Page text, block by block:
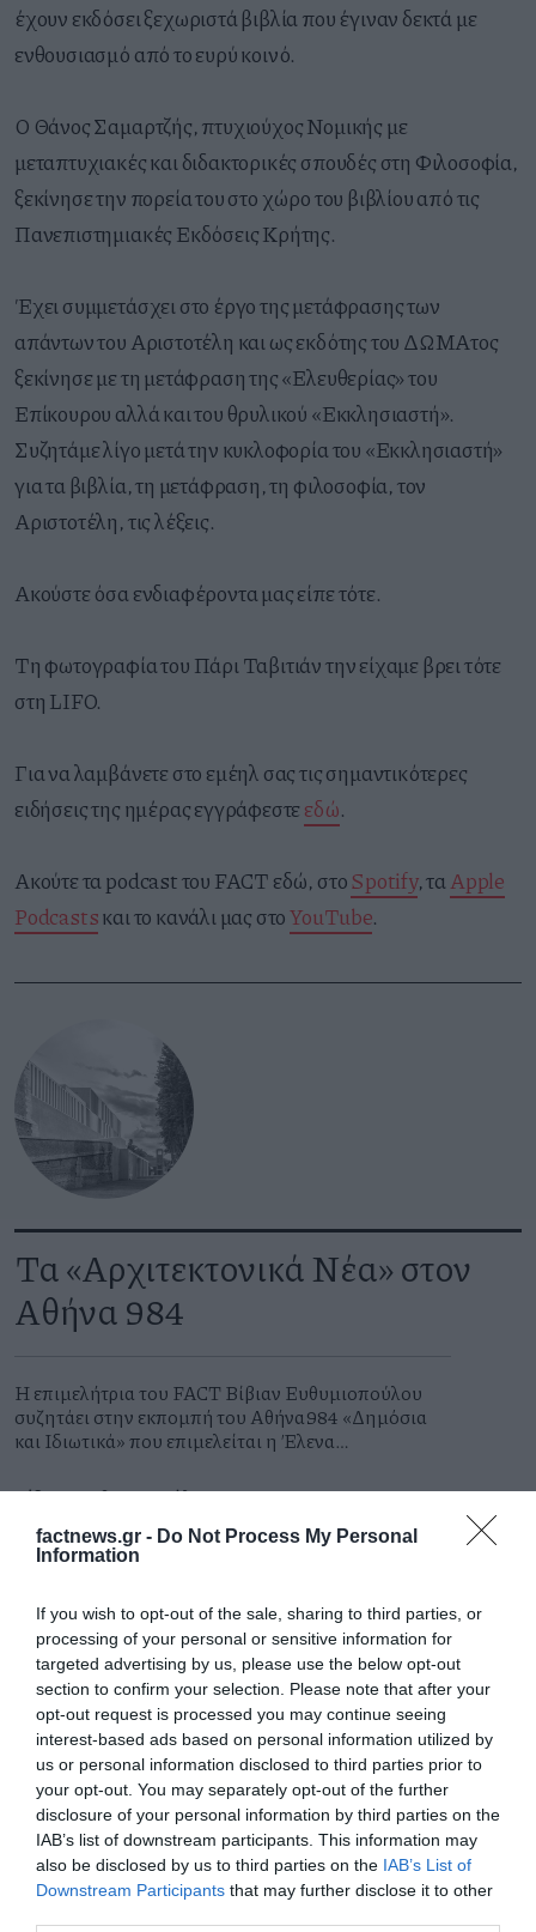
factnews.gr - Do Not Process My Personal
Information
If you wish to opt-out of the sale, sharing to third parties, or
processing of your personal or sensitive information for
targeted advertising by us, please use the below opt-out
section to confirm your selection. Please note that after your
opt-out request is processed you may continue seeing
interest-based ads based on personal information utilized by
us or personal information disclosed to third parties prior to
your opt-out. You may separately opt-out of the further
disclosure of your personal information by third parties on the
IAB’s list of downstream participants. This information may
also be disclosed by us to third parties on the IAB’s List of
Downstream Participants that may further disclose it to other
έχουν εκδόσει ξεχωριστά βιβλία που έγιναν δεκτά με
ενθουσιασμό από το ευρύ κοινό.
Ο Θάνος Σαμαρτζής, πτυχιούχος Νομικής με
μεταπτυχιακές και διδακτορικές σπουδές στη Φιλοσοφία,
ξεκίνησε την πορεία του στο χώρο του βιβλίου από τις
Πανεπιστημιακές Εκδόσεις Κρήτης.
Έχει συμμετάσχει στο έργο της μετάφρασης των
απάντων του Αριστοτέλη και ως εκδότης του ΔΩΜΑτος
ξεκίνησε με τη μετάφραση της «Ελευθερίας» του
Επίκουρου αλλά και του θρυλικού «Εκκλησιαστή».
Συζητάμε λίγο μετά την κυκλοφορία του «Εκκλησιαστή»
για τα βιβλία, τη μετάφραση, τη φιλοσοφία, τον
Αριστοτέλη, τις λέξεις.
Ακούστε όσα ενδιαφέροντα μας είπε τότε.
Τη φωτογραφία του Πάρι Ταβιτιάν την είχαμε βρει τότε
στη LIFO.
Για να λαμβάνετε στο εμέηλ σας τις σημαντικότερες
ειδήσεις της ημέρας εγγράφεστεεδώ.
Ακούτε τα podcast του FACT εδώ, στοSpotify, ταApple
Podcastsκαι το κανάλι μας στοYouTube.
Τα «Αρχιτεκτονικά Νέα» στον
Αθήνα 984
Η επιμελήτρια του FACT Βίβιαν Ευθυμιοπούλου
συζητάει στην εκπομπή του Αθήνα984 «Δημόσια
και Ιδιωτικά» που επιμελείται η Έλενα
Χριστοφιλοπούλου και Γιώργο Ατσαλάκη.
Βίβιαν Ευθυμιοπούλου
Κυριακή 26 Ιουλίου 2026
Μίνι ανασκόπηση της
εβδομάδας που πέρασε